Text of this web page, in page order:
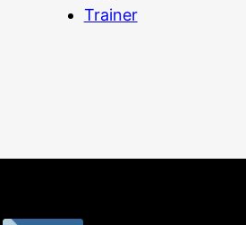
Trainer